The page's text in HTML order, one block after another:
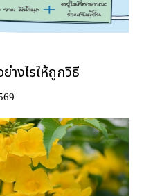
างไรให้ถูกวิธี